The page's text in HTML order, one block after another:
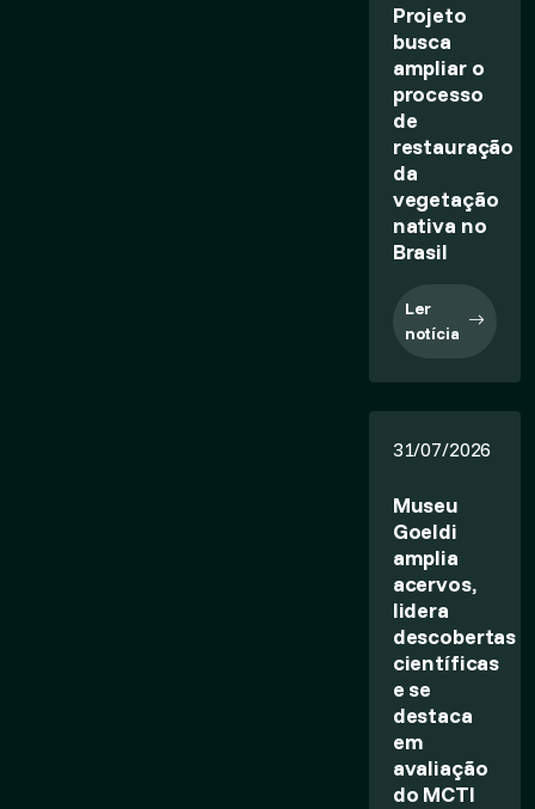
Projeto
busca
ampliar o
processo
de
restauração
da
vegetação
nativa no
Brasil
Ler
notícia
31/07/2026
Museu
Goeldi
amplia
acervos,
lidera
descobertas
científicas
e se
destaca
em
avaliação
do MCTI